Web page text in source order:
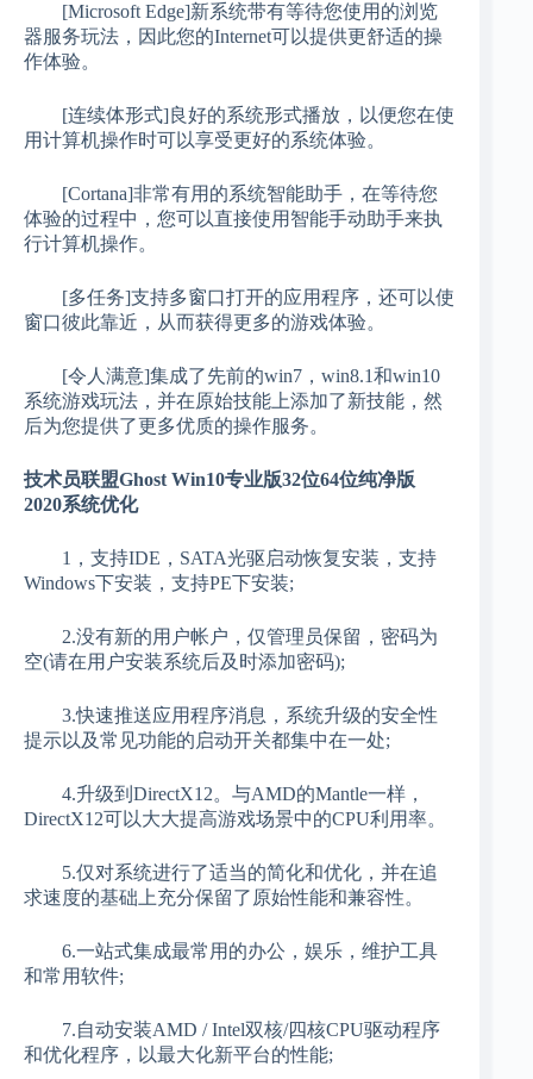
[Microsoft Edge]新系统带有等待您使用的浏览
器服务玩法，因此您的Internet可以提供更舒适的操
作体验。
[连续体形式]良好的系统形式播放，以便您在使
用计算机操作时可以享受更好的系统体验。
[Cortana]非常有用的系统智能助手，在等待您
体验的过程中，您可以直接使用智能手动助手来执
行计算机操作。
[多任务]支持多窗口打开的应用程序，还可以使
窗口彼此靠近，从而获得更多的游戏体验。
[令人满意]集成了先前的win7，win8.1和win10
系统游戏玩法，并在原始技能上添加了新技能，然
后为您提供了更多优质的操作服务。
技术员联盟Ghost Win10专业版32位64位纯净版
2020系统优化
1，支持IDE，SATA光驱启动恢复安装，支持
Windows下安装，支持PE下安装;
2.没有新的用户帐户，仅管理员保留，密码为
空(请在用户安装系统后及时添加密码);
3.快速推送应用程序消息，系统升级的安全性
提示以及常见功能的启动开关都集中在一处;
4.升级到DirectX12。与AMD的Mantle一样，
DirectX12可以大大提高游戏场景中的CPU利用率。
5.仅对系统进行了适当的简化和优化，并在追
求速度的基础上充分保留了原始性能和兼容性。
6.一站式集成最常用的办公，娱乐，维护工具
和常用软件;
7.自动安装AMD / Intel双核/四核CPU驱动程序
和优化程序，以最大化新平台的性能;